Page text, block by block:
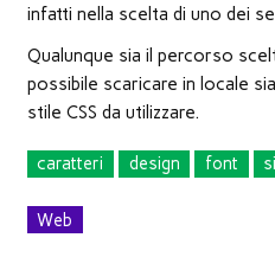
infatti nella scelta di uno dei
Qualunque sia il percorso
possibile scaricare in locale
stile CSS da utilizzare.
caratteri design font
Web